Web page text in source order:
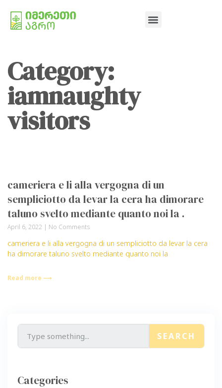
Category:
iamnaughty
visitors
cameriera e li alla vergogna di un
sempliciotto da levar la cera ha dimorare
taluno svelto mediante quanto noi la .
April 6, 2022 No Comments
cameriera e li alla vergogna di un sempliciotto da levar la cera
ha dimorare taluno svelto mediante quanto noi la
Read more ⟶
SEARCH
Categories